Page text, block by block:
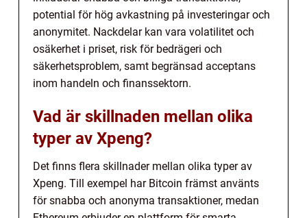
potential för hög avkastning på investeringar och
anonymitet. Nackdelar kan vara volatilitet och
osäkerhet i priset, risk för bedrägeri och
säkerhetsproblem, samt begränsad acceptans
inom handeln och finanssektorn.
Vad är skillnaden mellan olika
typer av Xpeng?
Det finns flera skillnader mellan olika typer av
Xpeng. Till exempel har Bitcoin främst använts
för snabba och anonyma transaktioner, medan